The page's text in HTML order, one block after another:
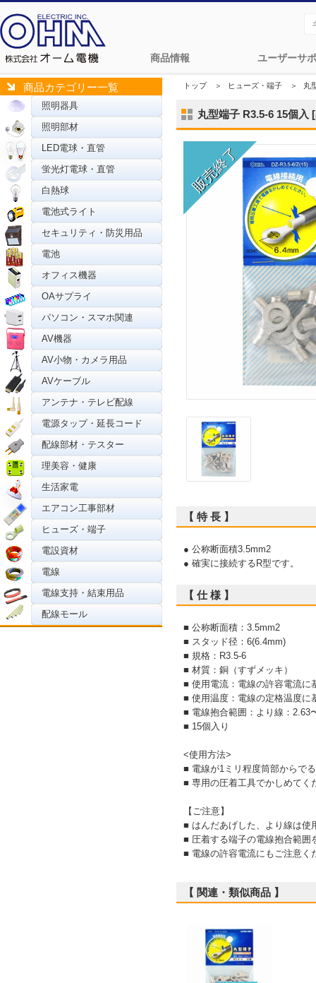
商品情報 ユーザーサ
商品カテゴリー一覧
照明器具
照明部材
LED電球・直管
蛍光灯電球・直管
白熱球
電池式ライト
セキュリティ・防災用品
電池
オフィス機器
OAサプライ
パソコン・スマホ関連
AV機器
AV小物・カメラ用品
AVケーブル
アンテナ・テレビ配線
電源タップ・延長コード
配線部材・テスター
理美容・健康
生活家電
エアコン工事部材
ヒューズ・端子
電設資材
電線
電線支持・結束用品
配線モール
トップ＞ ヒューズ・端子 ＞ 丸
丸型端子 R3.5-6 15個入
【 特 長 】
● 公称断面積3.5mm2
● 確実に接続するR型です。
【 仕 様 】
■ 公称断面積：3.5mm2
■ スタッド径：6(6.4mm)
■ 規格：R3.5-6
■ 材質：銅（すずメッキ）
■ 使用電流：電線の許容電流に
■ 使用温度：電線の定格温度に
■ 電線抱合範囲：より線：
■ 15個入り
<使用方法>
■ 電線が1ミリ程度筒部からで
■ 専用の圧着工具でかしめてく
【ご注意】
■ はんだあげした、より線は使
■ 圧着する端子の電線抱合範囲
■ 電線の許容電流にもご注意く
【 関連・類似商品 】